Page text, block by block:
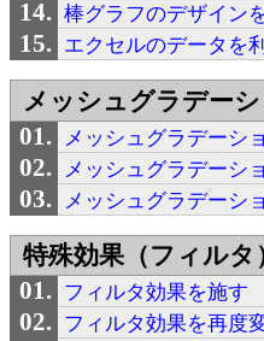
棒グラフのデザイン
エクセルのデータを
メッシュグラデー
メッシュグラデーシ
メッシュグラデーシ
メッシュグラデーシ
特殊効果（フィルタ
フィルタ効果を施す
フィルタ効果を再度